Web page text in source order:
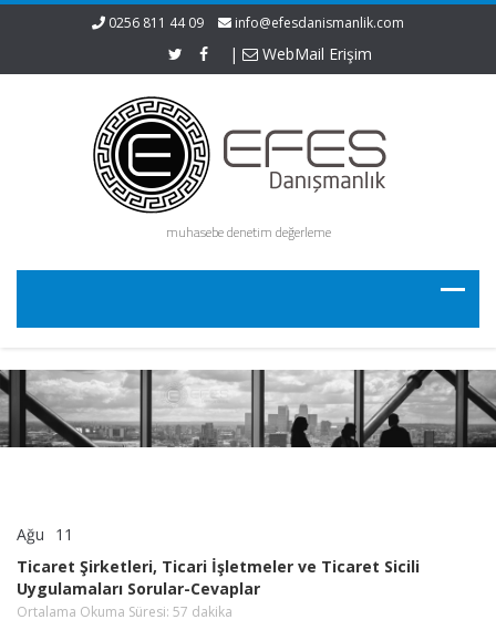
0256 811 44 09 info@efesdanismanlik.com
| WebMail Erişim
muhasebe denetim değerleme
Ağu 11
Ticari
İşletmeler
ve
Ticaret Şirketleri, Ticari İşletmeler ve Ticaret Sicili
Uygulamaları Sorular-Cevaplar
Ortalama Okuma Süresi: 57 dakika